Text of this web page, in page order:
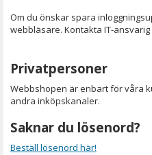
Om du önskar spara
webbläsare. Kontakta IT-
Privatpersoner
Webbshopen är enbart för våra
andra inköpskanaler.
Saknar du lösenord?
Beställ lösenord här!